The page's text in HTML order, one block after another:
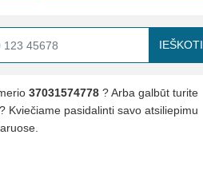
IEŠKOTI
37031574778 ? Arba galbūt turite
Kviečiame pasidalinti savo atsiliepimu